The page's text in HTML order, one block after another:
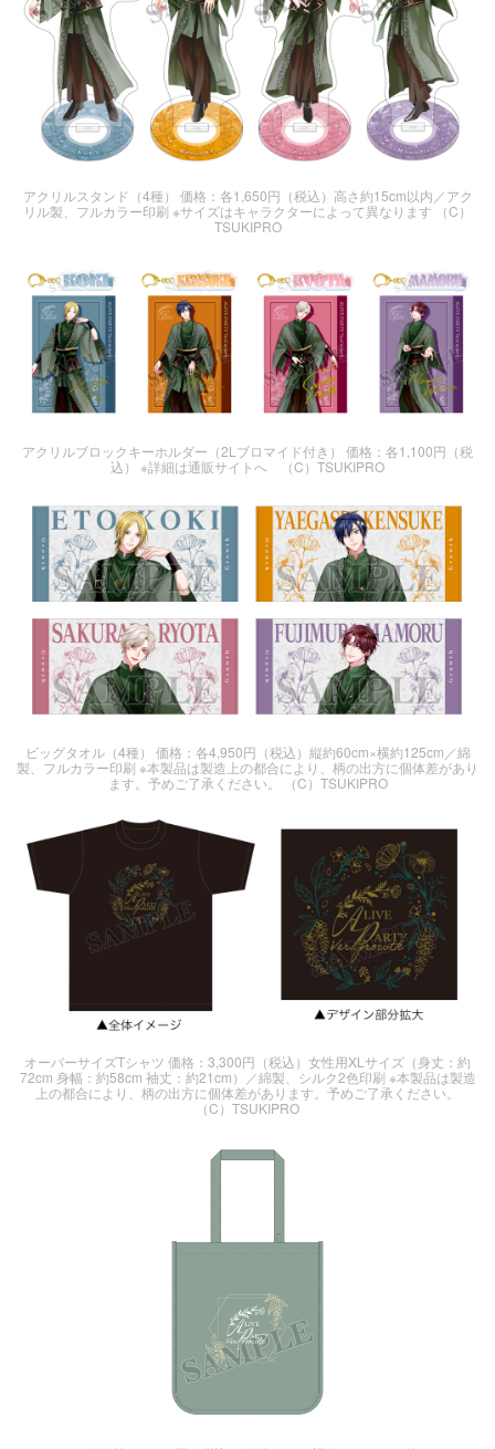
アクリルスタンド（4種） 価格：各1,650円（税込）高さ約15cm以内／アク
リル製、フルカラー印刷 ※サイズはキャラクターによって異なります （C）
TSUKIPRO
アクリルブロックキーホルダー（2Lブロマイド付き） 価格：各1,100円（税
込） ※詳細は通販サイトへ （C）TSUKIPRO
ビッグタオル（4種） 価格：各4,950円（税込）縦約60cm×横約125cm／綿
製、フルカラー印刷 ※本製品は製造上の都合により、柄の出方に個体差があり
ます。予めご了承ください。 （C）TSUKIPRO
オーバーサイズTシャツ 価格：3,300円（税込）女性用XLサイズ（身丈：約
72cm 身幅：約58cm 袖丈：約21cm）／綿製、シルク2色印刷 ※本製品は製造
上の都合により、柄の出方に個体差があります。予めご了承ください。
（C）TSUKIPRO